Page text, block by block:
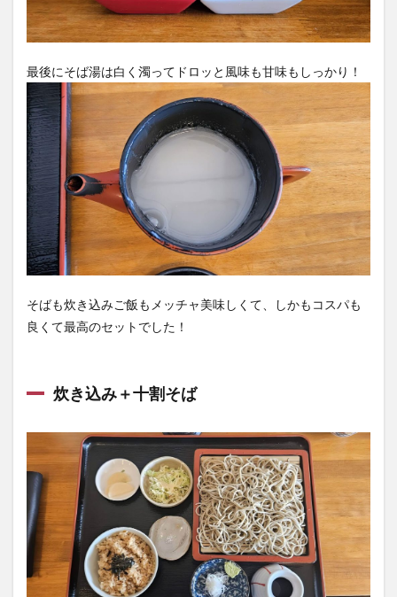
最後にそば湯は白く濁ってドロッと風味も甘味もしっかり！
そばも炊き込みご飯もメッチャ美味しくて、しかもコスパも
良くて最高のセットでした！
炊き込み＋十割そば